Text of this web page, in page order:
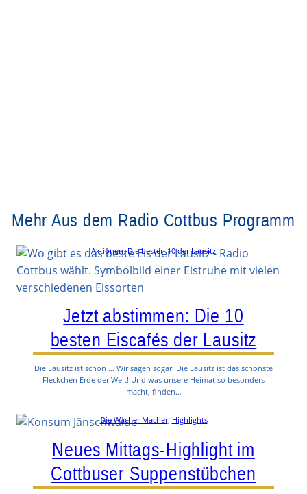
Mehr Aus dem Radio Cottbus Programm
Aktionen, Die besten 10 der Lausitz
Jetzt abstimmen: Die 10
besten Eiscafés der Lausitz
Die Lausitz ist schön … Wir sagen sogar: Die Lausitz ist das schönste
Fleckchen Erde der Welt! Und was unsere Heimat so besonders
macht, finden…
Die Wacher Macher, Highlights
Neues Mittags-Highlight im
Cottbuser Suppenstübchen